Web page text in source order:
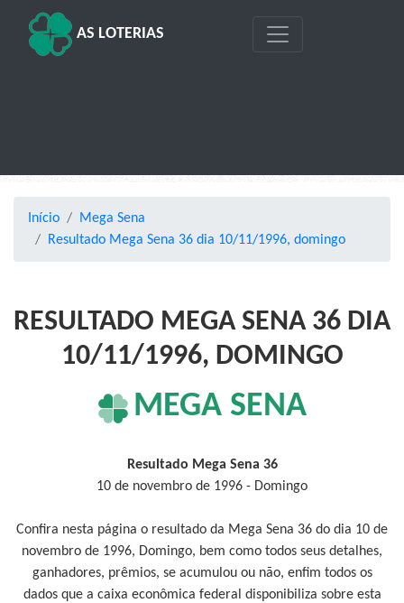
AS LOTERIAS
Início
Mega Sena
Resultado Mega Sena 36 dia 10/11/1996, domingo
RESULTADO MEGA SENA 36 DIA
10/11/1996, DOMINGO
MEGA SENA
Resultado Mega Sena 36
10 de novembro de 1996 - Domingo
Confira nesta página o resultado da Mega Sena 36 do dia 10 de
novembro de 1996, Domingo, bem como todos seus detalhes,
ganhadores, prêmios, se acumulou ou não, enfim todos os
dados que a caixa econômica federal disponibiliza sobre esta